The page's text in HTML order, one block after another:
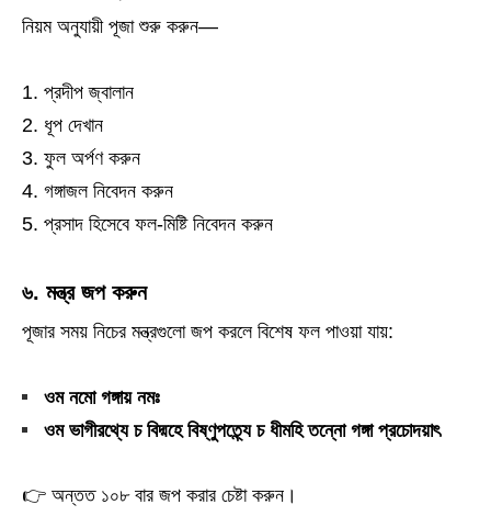
নিয়ম অনুযায়ী পূজা শুরু করুন—
প্রদীপ জ্বালান
ধূপ দেখান
ফুল অর্পণ করুন
গঙ্গাজল নিবেদন করুন
প্রসাদ হিসেবে ফল-মিষ্টি নিবেদন করুন
৬. মন্ত্র জপ করুন
পূজার সময় নিচের মন্ত্রগুলো জপ করলে বিশেষ ফল পাওয়া যায়:
ওম নমো গঙ্গায় নমঃ
ওম ভাগীরথ্যে চ বিদ্মহে বিষ্ণুপত্ন্যে চ ধীমহি তন্নো গঙ্গা প্রচোদয়াৎ
👉 অন্তত ১০৮ বার জপ করার চেষ্টা করুন।